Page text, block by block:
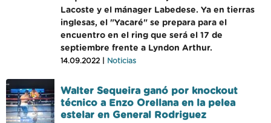
Lacoste y el mánager Labedese. Ya en tierras
inglesas, el "Yacaré" se prepara para el
encuentro en el ring que será el 17 de
septiembre frente a Lyndon Arthur.
14.09.2022 | Noticias
Walter Sequeira ganó por knockout
técnico a Enzo Orellana en la pelea
estelar en General Rodriguez